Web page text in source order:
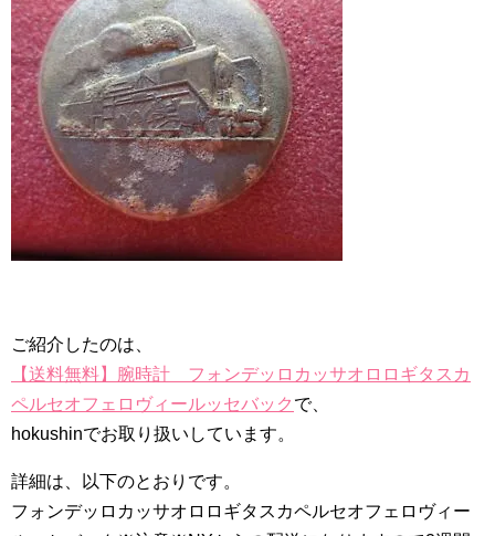
ご紹介したのは、
【送料無料】腕時計 フォンデッロカッサオロロギタスカ
ペルセオフェロヴィールッセバック で、
hokushinでお取り扱いしています。
詳細は、以下のとおりです。
フォンデッロカッサオロロギタスカペルセオフェロヴィー